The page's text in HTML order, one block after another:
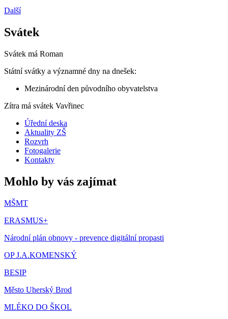
Další
Svátek
Svátek má Roman
Státní svátky a významné dny na dnešek:
Mezinárodní den původního obyvatelstva
Zítra má svátek Vavřinec
Úřední deska
Aktuality ZŠ
Rozvrh
Fotogalerie
Kontakty
Mohlo by vás zajímat
MŠMT
ERASMUS+
Národní plán obnovy - prevence digitální propasti
OP J.A.KOMENSKÝ
BESIP
Město Uherský Brod
MLÉKO DO ŠKOL